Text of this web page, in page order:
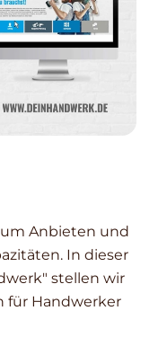
Anbieten und
In dieser
stellen wir
für Handwerker